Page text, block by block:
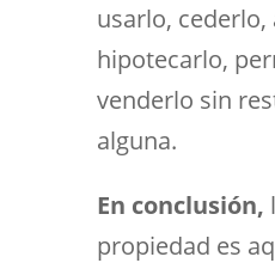
usarlo,
hipotecarlo,
venderlo sin
alguna.
En conclusión,
propiedad es